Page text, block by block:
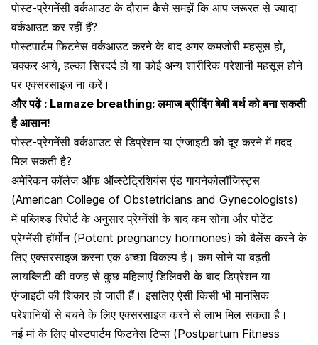
पोस्ट-प्रेगनेंसी वर्कआउट के दौरान कैसे समझें कि आप जरूरत से ज्यादा
वर्कआउट कर रहीं हैं?
पोस्टपार्टम फिटनेस वर्कआउट करने के बाद अगरकमजोरी महसूस हो,
चक्कर आये, हल्का सिरदर्द हो या कोई अन्य शारीरिक परेशानी महसूस होने
पर एक्सरसाइज ना करें।
और पढ़ें : Lamaze breathing: लमाज ब्रीदिंग बेबी बर्थ को बना सकती
है आसान!
पोस्ट-प्रेगनेंसी वर्कआउट से डिप्रेशन या एंग्जाइटी को दूर करने में मदद
मिल सकती है?
अमेरिकन कॉलेज ऑफ ऑब्स्टेट्रिशियंस एंड गायनेकोलॉजिस्ट्स
(American College of Obstetricians and Gynecologists)
में पब्लिश्ड रिपोर्ट के अनुसार प्रेग्नेंसी के बाद कम सोना और पोटेंट
प्रेग्नेंसी हॉर्मोन (Potent pregnancy hormones) को बैलेंस करने के
लिए एक्सरसाइज करना एक अच्छा विकल्प है। कम सोने या बढ़ती
लायब्लिटी की वजह से कुछ महिलाएंडिलिवरी के बाद डिप्रेशनया
एंग्जाइटी की शिकार हो जाती हैं। इसलिए ऐसी किसी भी मानसिक
परेशानियों से बचने के लिए एक्सरसाइज करने से लाभ मिल सकता है।
नई मां के लिए पोस्टपार्टम फिटनेस टिप्स (Postpartum Fitness